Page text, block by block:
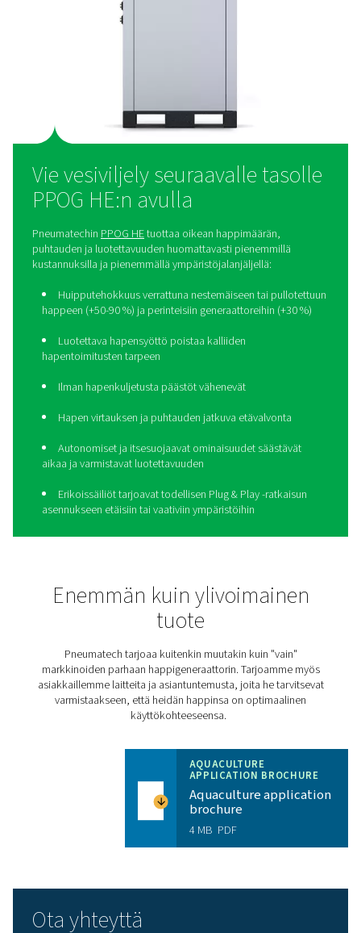
lähteen. Lisäksi se yksinkertaistaa toimintaa
toimituksiin liittyvät logistiset haasteet.
Vie vesiviljely seuraavalle
PneumatechinPPOG HE tuottaa oikean happimäärän,
puhtauden ja luotettavuuden huomattavasti
Huipputehokkuus verrattuna nestemäiseen tai
happeen (+50-90 %) ja perinteisiin generaattoreihin
hapentoimitusten tarpeen
Ilman hapenkuljetusta päästöt vähenevät
Hapen virtauksen ja puhtauden jatkuva
aikaa ja varmistavat luotettavuuden
Erikoissäiliöt tarjoavat todellisen Plug & Play -